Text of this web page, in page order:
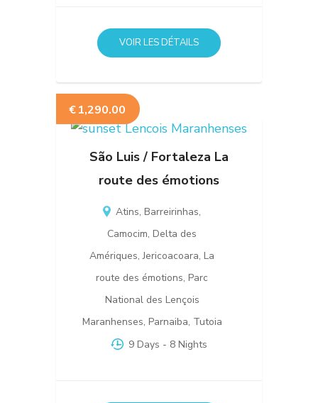
VOIR LES DÉTAILS
€1,290.00
São Luis / Fortaleza La
route des émotions
Atins,Barreirinhas,
Camocim, Delta des
Amériques,Jericoacoara, La
route des émotions, Parc
National des Lençois
Maranhenses, Parnaiba, Tutoia
9 Days - 8 Nights